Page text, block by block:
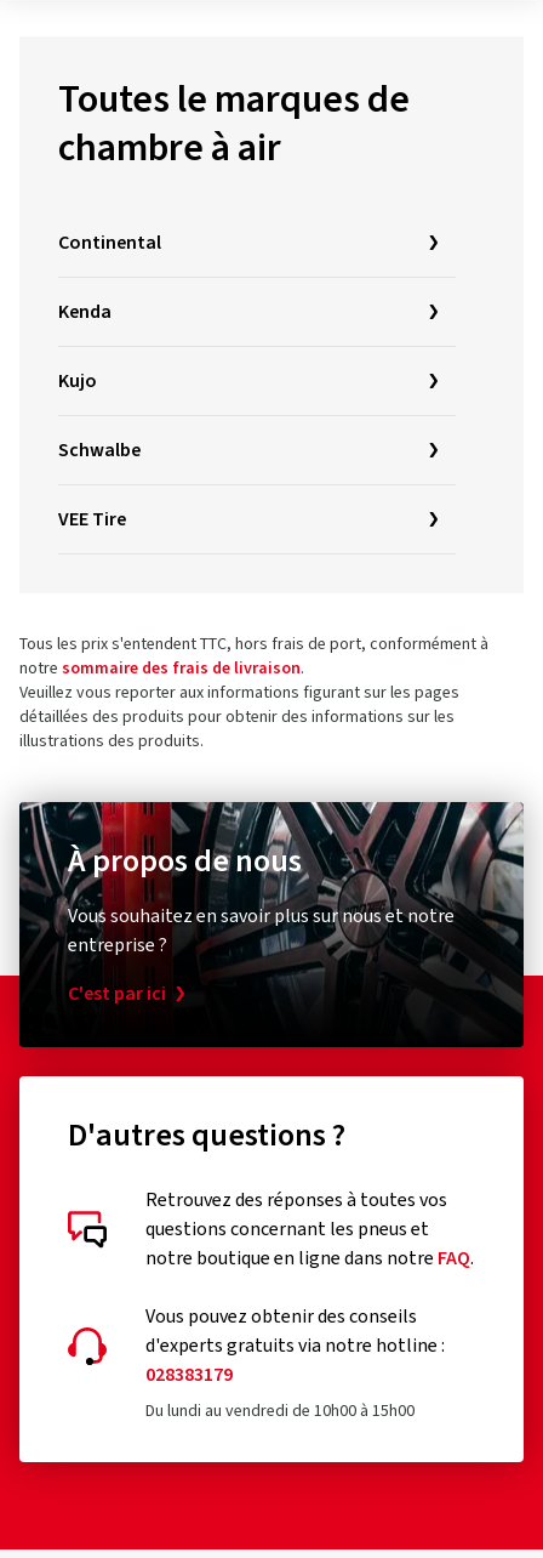
Toutes le marques de
chambre à air
Continental
Kenda
Kujo
Schwalbe
VEE Tire
Tous les prix s'entendent TTC, hors frais de port, conformément à
notre sommaire des frais de livraison.
Veuillez vous reporter aux informations figurant sur les pages
détaillées des produits pour obtenir des informations sur les
illustrations des produits.
À propos de nous
Vous souhaitez en savoir plus sur nous et notre
entreprise ?
C'est par ici
D'autres questions ?
Retrouvez des réponses à toutes vos
questions concernant les pneus et
notre boutique en ligne dans notre FAQ.
Vous pouvez obtenir des conseils
d'experts gratuits via notre hotline :
028383179
Du lundi au vendredi de 10h00 à 15h00